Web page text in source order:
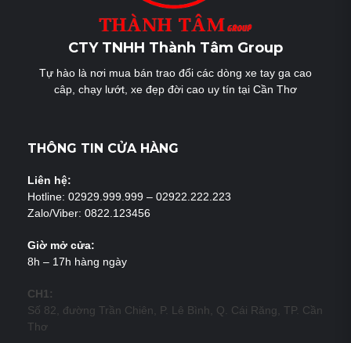
CTY TNHH Thành Tâm Group
Tự hào là nơi mua bán trao đổi các dòng xe tay ga cao
câp, chạy lướt, xe đẹp đời cao uy tín tại Cần Thơ
THÔNG TIN CỬA HÀNG
Liên hệ:
Hotline: 02929.999.999 – 02922.222.223
Zalo/Viber: 0822.123456
Giờ mở cửa:
8h – 17h hàng ngày
CH1:
Số 82, đường Trần Chiên, P. Lê Bình, Q. Cái Răng, TP. Cần
Thơ